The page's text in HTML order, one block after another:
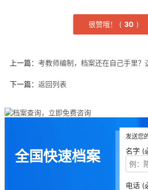
很赞哦！ ( 30 )
上一篇： 考教师编制，档案还在自己手里？
下一篇： 返回列表
全国快速档案
发送您
名字 (
电话 (